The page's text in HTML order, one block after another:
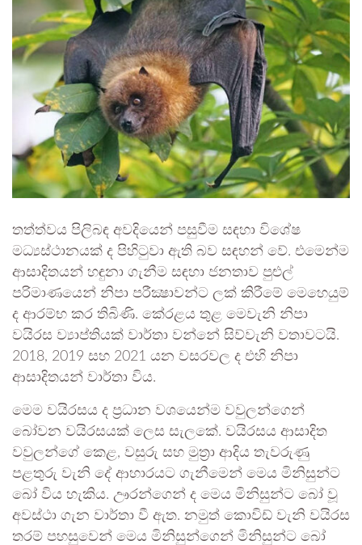
තත්ත්වය පිලිබඳ අවදියෙන් පසුවීම සඳහා විශේෂ
මධ්‍යස්ථානයක් ද පිහිටුවා ඇති බව සඳහන් වේ. එමෙන්ම
ආසාදිතයන් හඳුනා ගැනීම සඳහා ජනතාව පුළුල්
පරිමාණයෙන් නිපා පරීක්‍ෂාවන්ට ලක් කිරීමේ මෙහෙයුම්
ද ආරම්භ කර තිබිණි. කේරළය තුළ මෙවැනි නිපා
වයිරස ව්‍යාප්තියක් වාර්තා වන්නේ සිව්වැනි වතාවටයි.
2018, 2019 සහ 2021 යන වසරවල ද එහි නිපා
ආසාදිතයන් වාර්තා විය.
මෙම වයිරසය ද ප්‍රධාන වශයෙන්ම වවුලන්ගෙන්
බෝවන වයිරසයක් ලෙස සැලකේ. වයිරසය ආසාදිත
වවුලන්ගේ කෙළ, වසුරු සහ මුත්‍රා ආදිය තැවරුණු
පළතුරු වැනි දේ ආහාරයට ගැනීමෙන් මෙය මිනිසුන්ට
බෝ විය හැකිය. ඌරන්ගෙන් ද මෙය මිනිසුන්ට බෝ වූ
අවස්ථා ගැන වාර්තා වී ඇත. නමුත් කොවිඩ් වැනි වයිරස
තරම් පහසුවෙන් මෙය මිනිසුන්ගෙන් මිනිසුන්ට බෝ